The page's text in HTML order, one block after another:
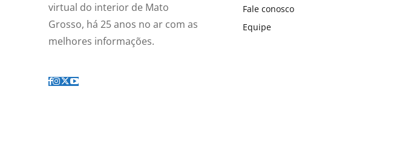
virtual do interior de Mato
Grosso, há 25 anos no ar com as
melhores informações.
Fale conosco
Equipe